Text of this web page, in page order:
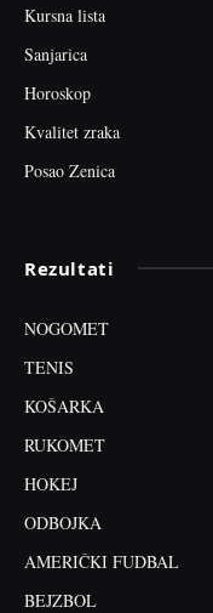
Kursna lista
Sanjarica
Horoskop
Kvalitet zraka
Posao Zenica
Rezultati
NOGOMET
TENIS
KOŠARKA
RUKOMET
HOKEJ
ODBOJKA
AMERIČKI FUDBAL
BEJZBOL